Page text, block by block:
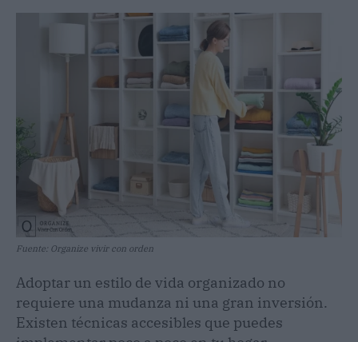
Fuente: Organize vivir con orden
Adoptar un estilo de vida organizado no
requiere una mudanza ni una gran inversión.
Existen técnicas accesibles que puedes